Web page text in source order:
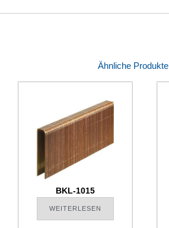
Ähnliche Produkte
BKL-1015
WEITERLESEN